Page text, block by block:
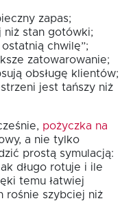
zapas;
niż stan gotówki;
chwilę”;
zatowarowanie;
obsługę klientów;
jest tańszy niż
pożyczka na
a nie tylko
prostą symulacją:
długo rotuje i ile
temu łatwiej
rośnie szybciej niż